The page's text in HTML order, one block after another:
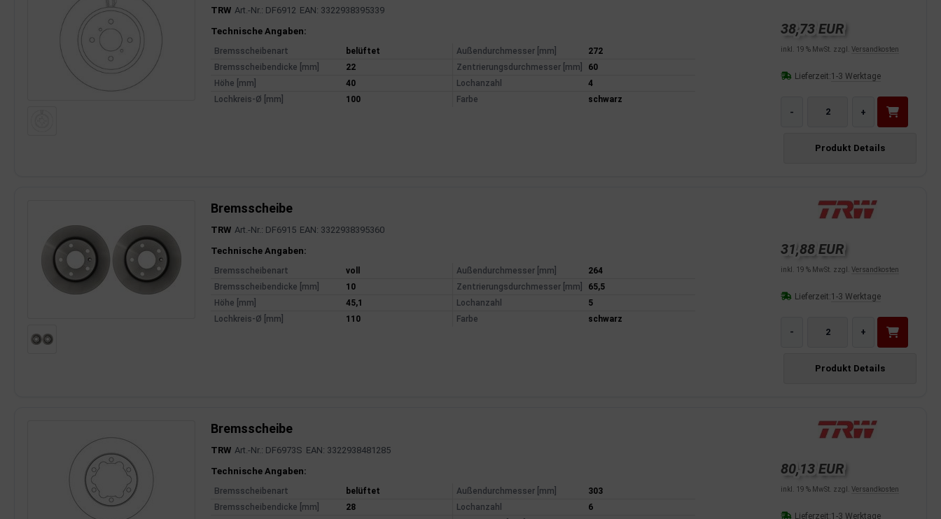
TRW Art.-Nr.: DF6912 EAN: 3322938395339
Produktinformationen
Technische Angaben:
Bremsscheibenart belüftet Außendurchmesser [mm]
272
Bremsscheibendicke [mm]
22 Zentrierungsdurchmesser [mm]
60
Höhe [mm]
40 Lochanzahl
4
Lochkreis-Ø [mm]
100 Farbe schwarz
38,73 EUR
inkl. 19 % MwSt. zzgl. Versandkosten
Lieferzeit:1-3 Werktage
- +
Produkt Details
Bremsscheibe
TRW Art.-Nr.: DF6915 EAN: 3322938395360
Produktinformationen
Technische Angaben:
Bremsscheibenart voll Außendurchmesser [mm]
264
Bremsscheibendicke [mm]
10 Zentrierungsdurchmesser [mm]
65,5
Höhe [mm]
45,1 Lochanzahl
5
Lochkreis-Ø [mm]
110 Farbe schwarz
31,88 EUR
inkl. 19 % MwSt. zzgl. Versandkosten
Lieferzeit:1-3 Werktage
- +
Produkt Details
Bremsscheibe
TRW Art.-Nr.: DF6973S EAN: 3322938481285
Produktinformationen
Technische Angaben:
Bremsscheibenart belüftet Außendurchmesser [mm]
303
Bremsscheibendicke [mm]
28 Lochanzahl
6
80,13 EUR
inkl. 19 % MwSt. zzgl. Versandkosten
Lieferzeit:1-3 Werktage